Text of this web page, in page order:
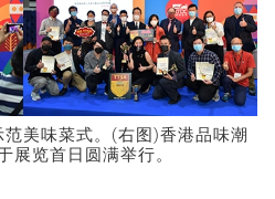
美味菜式。(右图)香港品味潮
展览首日圆满举行。